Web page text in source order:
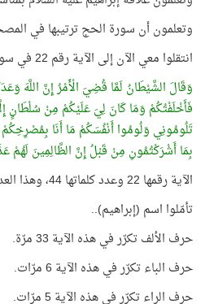
وتعلمون أن سورة الحج ترتيبها في
انتقلوا معي الآن إلى الآية رقم 22 في سورة إبراهيم..
وَقَالَ الشَّيْطَانُ لَمَّا قُضِيَ الْأَمْرُ إِنَّ اللَّهَ
فَأَخْلَفْتُكُمْ وَمَا كَانَ لِيَ عَلَيْكُمْ مِنْ سُلْطَانٍ
تَلُومُونِي وَلُومُوا أَنْفُسَكُمْ مَا أَنَا
بِمَا أَشْرَكْتُمُونِ مِنْ قَبْلُ إِنَّ الظَّالِمِينَ لَهُمْ
الآية رقمها 22 وعدد كلماتها 44، وهذا العدد يساوي 22 + 22
تأمّلوا اسم (إبراهيم)..
حرف الألف تكرّر في هذه الآية 33 مرّة.
حرف الباء تكرّر في هذه الآية 6 مرّات.
حرف الراء تكرّر في هذه الآية 5 مرّات.